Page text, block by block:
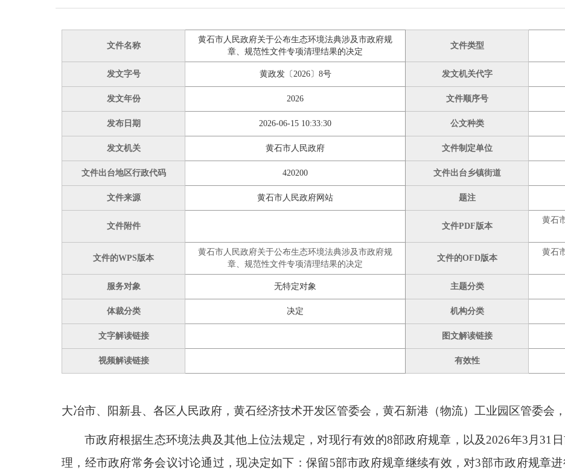
文件名称
黄石市人民政府关于公布生态环境法典涉及市政府规
章、规范性文件专项清理结果的决定
文件类型
发文字号 黄政发〔2026〕8号 发文机关代字
发文年份 2026 文件顺序号
发布日期 2026-06-15 10:33:30 公文种类
发文机关 黄石市人民政府 文件制定单位
文件出台地区行政代码 420200 文件出台乡镇街道
文件来源 黄石市人民政府网站 题注
文件附件 文件PDF版本
黄石
文件的WPS版本
黄石市人民政府关于公布生态环境法典涉及市政府规
章、规范性文件专项清理结果的决定
文件的OFD版本
黄石
服务对象 无特定对象 主题分类
体裁分类 决定 机构分类
文字解读链接 图文解读链接
视频解读链接 有效性
大冶市、阳新县、各区人民政府，黄石经济技术开发区管委会， 黄石新港（物流）工业园区管委会
市政府根据生态环境法典及其他上位法规定，对现行有效的8部政府规章，以及2026年3月31
理，经市政府常务会议讨论通过，现决定如下：保留5部市政府规章继续有效，对3部市政府规章